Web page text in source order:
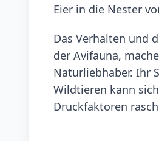
Eier in die Nester
Das Verhalten und
der Avifauna,
Naturliebhaber. Ihr
Wildtieren kann
Druckfaktoren